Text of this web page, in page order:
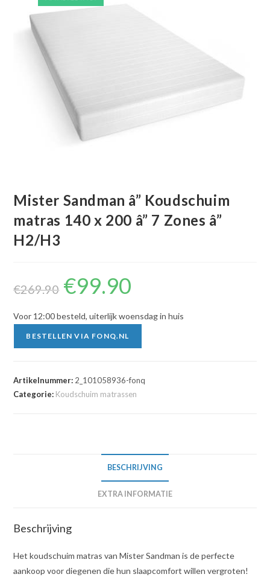
Mister Sandman â” Koudschuim
matras 140 x 200 â” 7 Zones â”
H2/H3
€269.90
Oorspronkelijke
prijs
was:
€99.90
Voor 12:00 besteld, uiterlijk woensdag in huis
BESTELLEN VIA FONQ.NL
Artikelnummer: 2_101058936-fonq
Categorie: Koudschuim matrassen
BESCHRIJVING
EXTRA INFORMATIE
Beschrijving
Het koudschuim matras van Mister Sandman is de perfecte
aankoop voor diegenen die hun slaapcomfort willen vergroten!